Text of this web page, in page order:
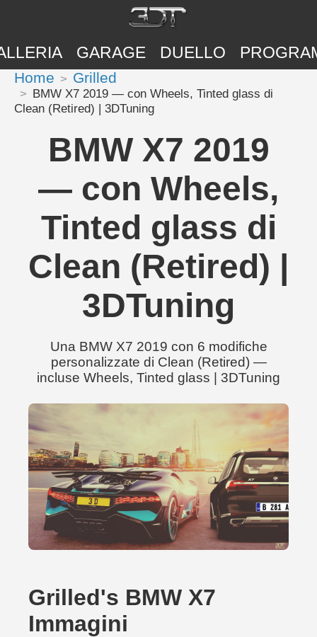
GARAGE DUELLO
Home Grilled
BMW X7 2019 — con Wheels, Tinted glass di
Clean (Retired) | 3DTuning
BMW X7 2019
— con Wheels,
Tinted glass di
Clean (Retired) |
3DTuning
Una BMW X7 2019 con 6 modifiche
personalizzate di Clean (Retired) —
incluse Wheels, Tinted glass | 3DTuning
Grilled's BMW X7
Immagini